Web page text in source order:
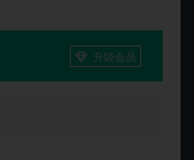
升级会员